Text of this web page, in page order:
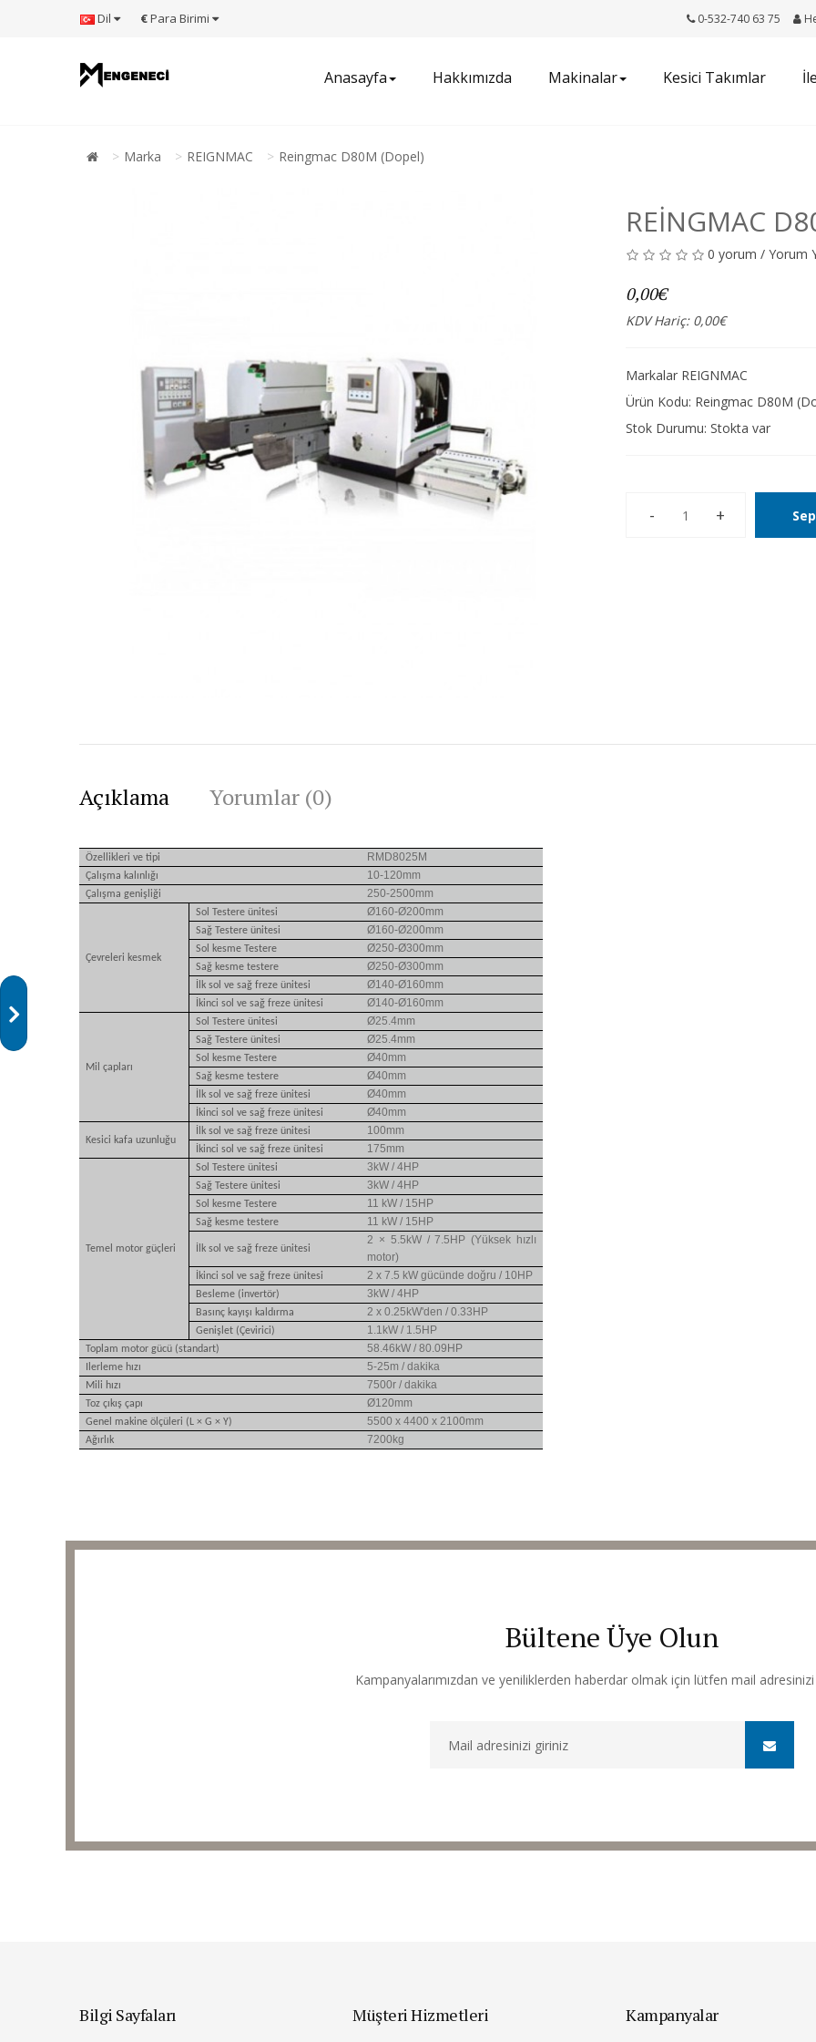
Dil €Para Birimi 0-532-740 63 75
Anasayfa Hakkımızda Makinalar Kesici Takımlar
Marka REIGNMAC Reingmac D80M (Dopel)
REINGMAC
0 yorum / Yorum
0,00€
KDV Hariç: 0,00€
Markalar REIGNMAC
Ürün Kodu: Reingmac D80M
Stok Durumu: Stokta var
Açıklama Yorumlar (0)
Özellikleri ve tipi RMD8025M
Çalışma kalınlığı 10-120mm
Çalışma genişliği 250-2500mm
Çevreleri kesmek
Sol Testere ünitesi Ø160-Ø200mm
Sağ Testere ünitesi Ø160-Ø200mm
Sol kesme Testere Ø250-Ø300mm
Sağ kesme testere Ø250-Ø300mm
İlk sol ve sağ freze ünitesi Ø140-Ø160mm
İkinci sol ve sağ freze ünitesi Ø140-Ø160mm
Mil çapları
Sol Testere ünitesi Ø25.4mm
Sağ Testere ünitesi Ø25.4mm
Sol kesme Testere Ø40mm
Sağ kesme testere Ø40mm
İlk sol ve sağ freze ünitesi Ø40mm
İkinci sol ve sağ freze ünitesi Ø40mm
Kesici kafa uzunluğu
İlk sol ve sağ freze ünitesi 100mm
İkinci sol ve sağ freze ünitesi 175mm
Temel motor güçleri
Sol Testere ünitesi 3kW / 4HP
Sağ Testere ünitesi 3kW / 4HP
Sol kesme Testere 11 kW / 15HP
Sağ kesme testere 11 kW / 15HP
İlk sol ve sağ freze ünitesi
2 × 5.5kW / 7.5HP (Yüksek hızlı
motor)
İkinci sol ve sağ freze ünitesi 2 x 7.5 kW gücünde doğru / 10HP
Besleme (invertör) 3kW / 4HP
Basınç kayışı kaldırma 2 x 0.25kW'den / 0.33HP
Genişlet (Çevirici) 1.1kW / 1.5HP
Toplam motor gücü (standart) 58.46kW / 80.09HP
Ilerleme hızı 5-25m / dakika
Mili hızı 7500r / dakika
Toz çıkış çapı Ø120mm
Genel makine ölçüleri (L × G × Y) 5500 x 4400 x 2100mm
Ağırlık 7200kg
Bültene Üye Olun
Kampanyalarımızdan ve yeniliklerden haberdar olmak için lütfen mail
Bilgi Sayfaları Müşteri Hizmetleri Kampanyalar